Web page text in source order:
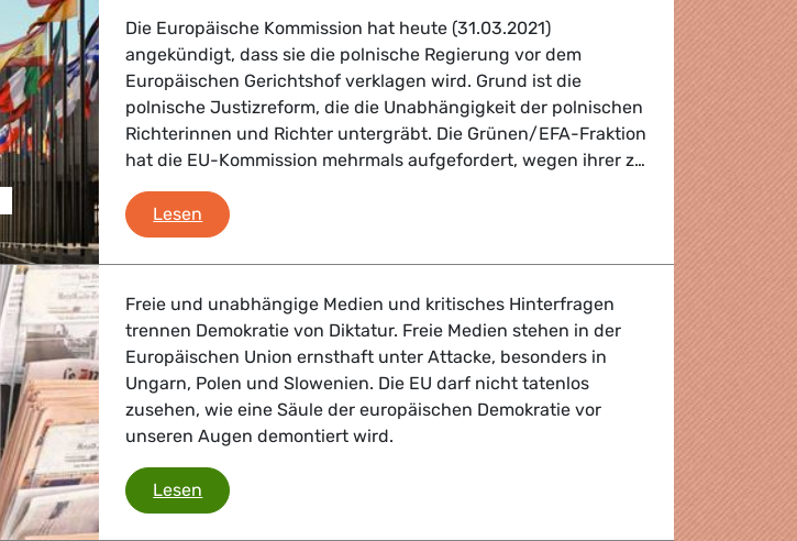
Die Europäische Kommission hat heute (31.03.2021)
angekündigt, dass sie die polnische Regierung vor dem
Europäischen Gerichtshof verklagen wird. Grund ist die
polnische Justizreform, die die Unabhängigkeit der polnischen
Richterinnen und Richter untergräbt. Die Grünen/EFA-Fraktion
hat die EU-Kommission mehrmals aufgefordert, wegen ihrer z…
Lesen Polen/EU-Kommission zieht vor EuGH: Zitat von Terry Reintke
Freie und unabhängige Medien und kritisches Hinterfragen
trennen Demokratie von Diktatur. Freie Medien stehen in der
Europäischen Union ernsthaft unter Attacke, besonders in
Ungarn, Polen und Slowenien. Die EU darf nicht tatenlos
zusehen, wie eine Säule der europäischen Demokratie vor
unseren Augen demontiert wird.
Lesen Attacken auf Medien in Polen, Ungarn, Slowenien